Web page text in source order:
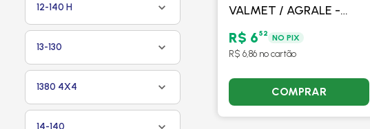
12-140 H
13-130
1380 4X4
14-140
VALMET / AGRALE -
TDAS MWM - VALCLEI
R$ 652 NO PIX
R$ 6,86 no cartão
COMPRAR